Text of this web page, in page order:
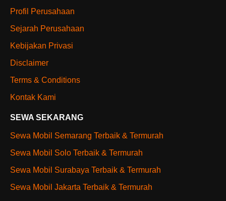
Profil Perusahaan
Sejarah Perusahaan
Kebijakan Privasi
Disclaimer
Terms & Conditions
Kontak Kami
SEWA SEKARANG
Sewa Mobil Semarang Terbaik & Termurah
Sewa Mobil Solo Terbaik & Termurah
Sewa Mobil Surabaya Terbaik & Termurah
Sewa Mobil Jakarta Terbaik & Termurah